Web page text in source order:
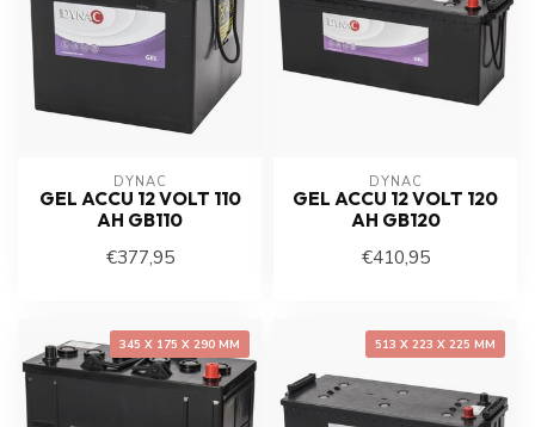
DYNAC
GEL ACCU 12 VOLT 110
AH GB110
€377,95
DYNAC
GEL ACCU 12 VOLT 120
AH GB120
€410,95
345 X 175 X 290 MM 513 X 223 X 225 MM